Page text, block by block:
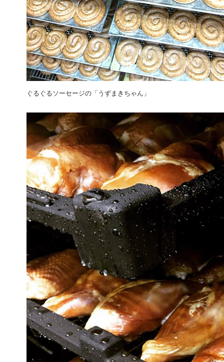
ぐるぐるソーセージの「うずまきちゃん」